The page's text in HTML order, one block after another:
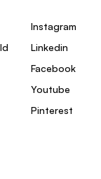
Instagram
Linkedin
Facebook
Youtube
Pinterest